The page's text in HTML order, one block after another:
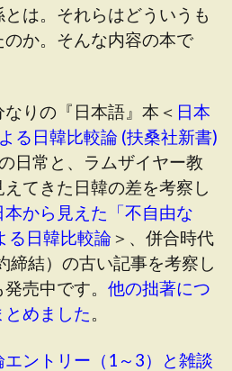
は。それらはどういうも
か。そんな内容の本で
りの『日本語』本＜ 日本
る日韓比較論 (扶桑社新書)
日常と、ラムザイヤー教
てきた日韓の差を考察し
本から見えた「不自由な
る日韓比較論 ＞、併合時代
締結）の古い記事を考察し
発売中です。 他の拙著につ
めました。
ントリー（1～3）と雑談